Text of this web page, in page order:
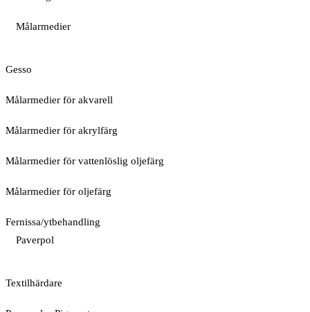
Målarmedier
Gesso
Målarmedier för akvarell
Målarmedier för akrylfärg
Målarmedier för vattenlöslig oljefärg
Målarmedier för oljefärg
Fernissa/ytbehandling
Paverpol
Textilhärdare